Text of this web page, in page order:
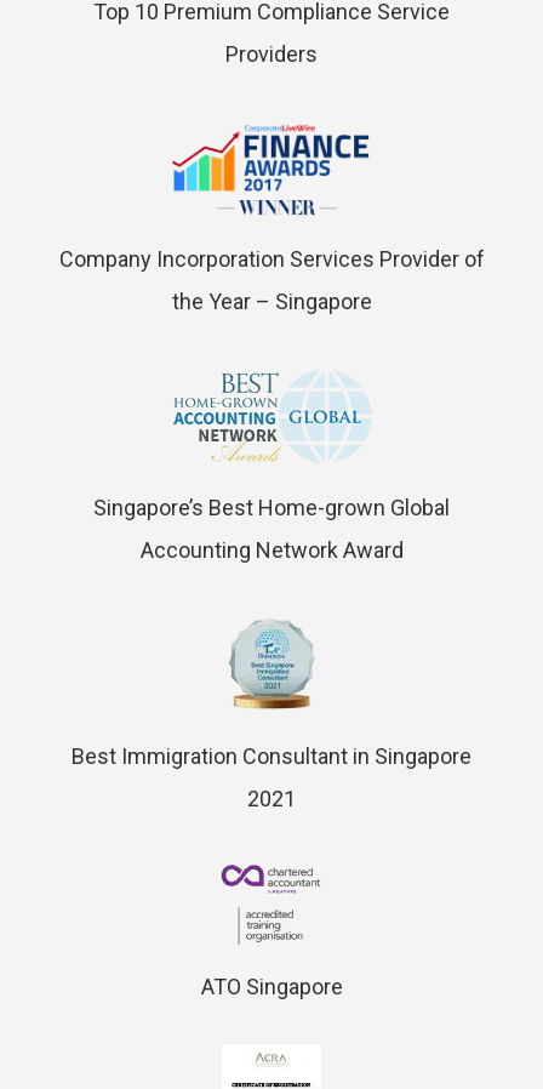
Top 10 Premium Compliance Service
Providers
Company Incorporation Services Provider of
the Year – Singapore
Singapore’s Best Home-grown Global
Accounting Network Award
Best Immigration Consultant in Singapore
2021
ATO Singapore